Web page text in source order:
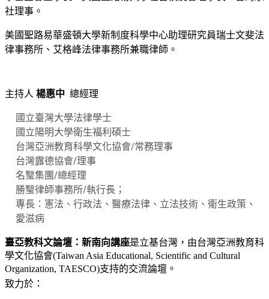
社理事。
美國聖路易華盛頓大學新制度科學中心助理研究員瑞士文斐法
律事務所、艾格峰法律事務所兼職律師。
主持人 楊惠中 總經理
國立臺灣大學法律學士
國立陽明大學衛生福利碩士
台灣亞洲教育科學文化協會/常務理事
台灣露德協會/理事
名瑿集團/總經理
勝瑿律師事務所/執行長；
專長：憲法、行政法、醫療法律、立法技術、衛生政策、
愛滋病
臺亞教科文論壇：新南向講座是立基台灣，由台灣亞洲教育科
學文化協會(Taiwan Asia Educational, Scientific and Cultural
Organization, TAESCO)支持的交流論壇。
致力於：